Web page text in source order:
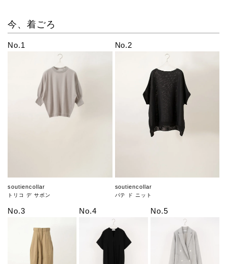
今、着ごろ
No.1
soutiencollar
トリコ デ サボン
No.2
soutiencollar
パテ ド ニット
No.3 No.4 No.5